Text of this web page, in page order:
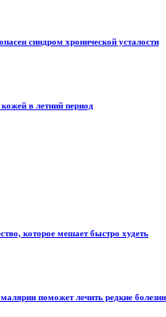
синдром хронической усталости
в летний период
которое мешает быстро худеть
поможет лечить редкие болезни